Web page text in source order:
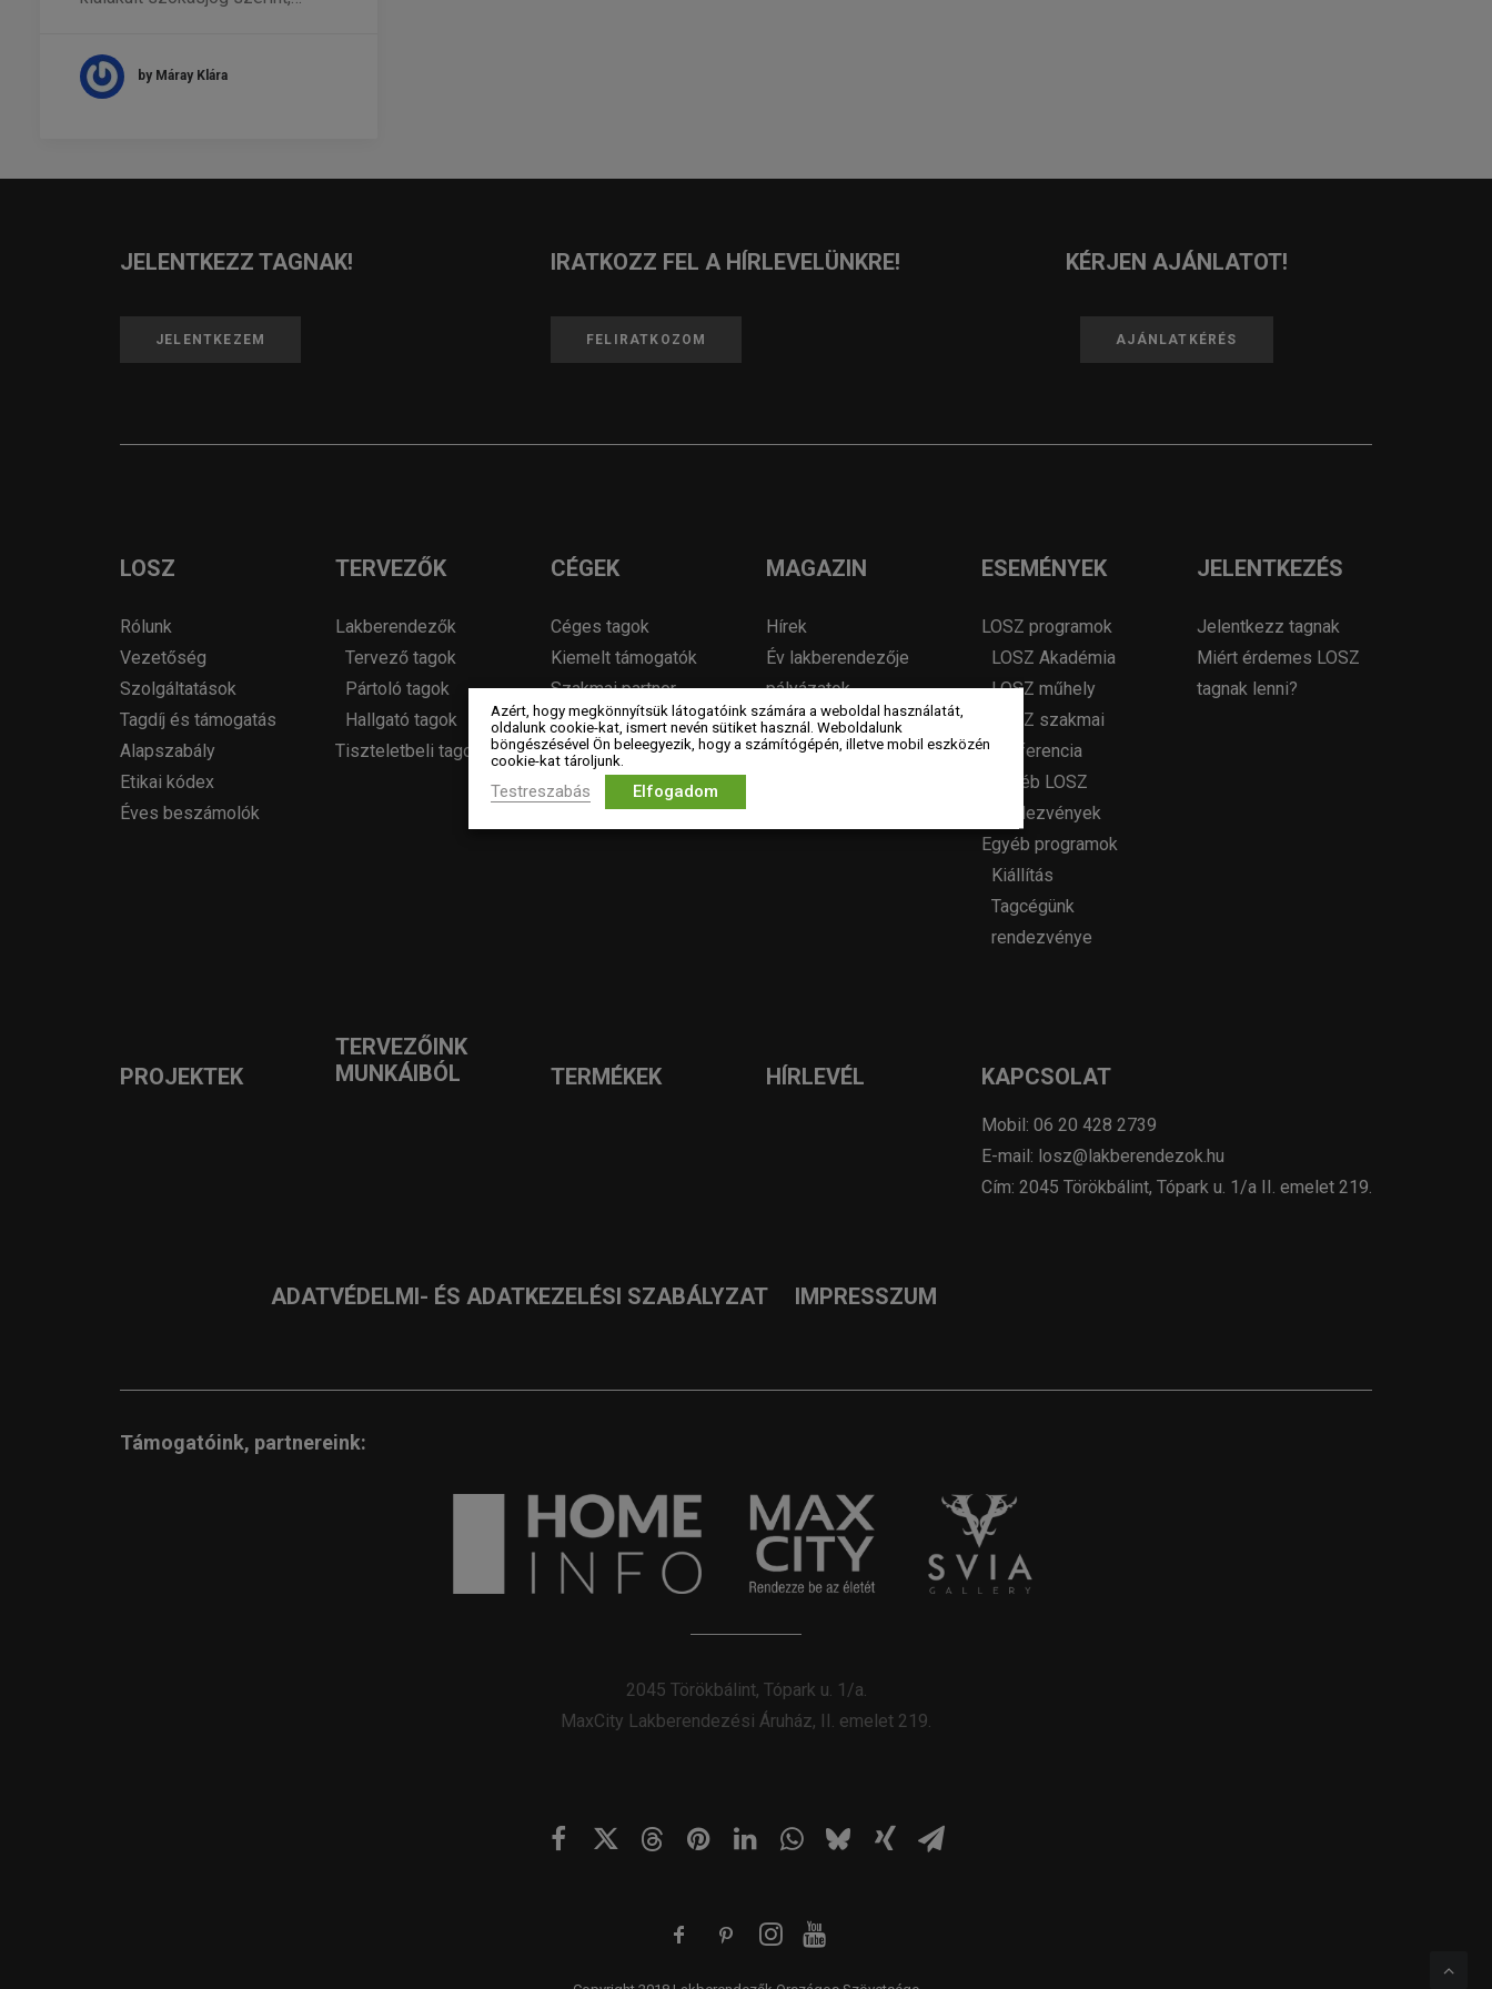
by Máray Klára
JELENTKEZZ TAGNAK!
JELENTKEZEM
IRATKOZZ FEL A HÍRLEVELÜNKRE!
FELIRATKOZOM
KÉRJEN AJÁNLATOT!
AJÁNLATKÉRÉS
LOSZ
Rólunk
Vezetőség
Szolgáltatások
Tagdíj és támogatás
Alapszabály
Etikai kódex
Éves beszámolók
TERVEZŐK
Lakberendezők
Tervező tagok
Pártoló tagok
Hallgató tagok
Tiszteletbeli tagok
CÉGEK
Céges tagok
Kiemelt támogatók
Szakmai partner
szervezetek
MAGAZIN
Hírek
Év lakberendezője
pályázatok
Pályázatok
Álláshirdetés
ESEMÉNYEK
LOSZ programok
LOSZ Akadémia
LOSZ műhely
LOSZ szakmai
konferencia
Egyéb LOSZ
rendezvények
Egyéb programok
Kiállítás
Tagcégünk
rendezvénye
JELENTKEZÉS
Jelentkezz tagnak
Miért érdemes LOSZ
tagnak lenni?
PROJEKTEK
TERVEZŐINK
MUNKÁIBÓL
TERMÉKEK HÍRLEVÉL KAPCSOLAT
Mobil: 06 20 428 2739
E-mail: losz@lakberendezok.hu
Cím: 2045 Törökbálint, Tópark u. 1/a II. emelet 219.
ADATVÉDELMI- ÉS ADATKEZELÉSI SZABÁLYZAT IMPRESSZUM
Támogatóink, partnereink:
2045 Törökbálint, Tópark u. 1/a.
MaxCity Lakberendezési Áruház, II. emelet 219.
Azért, hogy megkönnyítsük látogatóink számára a weboldal használatát,
oldalunk cookie-kat, ismert nevén sütiket használ. Weboldalunk
böngészésével Ön beleegyezik, hogy a számítógépén, illetve mobil eszközén
cookie-kat tároljunk.
Testreszabás Elfogadom